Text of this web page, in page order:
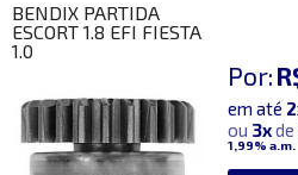
BENDIX PARTIDA
ESCORT 1.8 EFI FIESTA
1.0
Por:
em até
ou 3xde
1,99% a.m.